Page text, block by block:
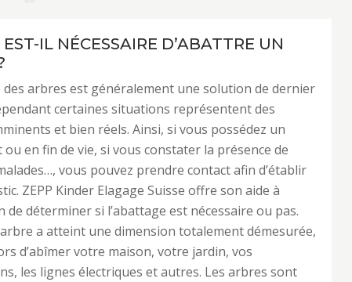
IL NÉCESSAIRE D’ABATTRE UN
arbres est généralement une solution de dernier
certaines situations représentent des
et bien réels. Ainsi, si vous possédez un
en fin de vie, si vous constater la présence de
vous pouvez prendre contact afin d’établir
ZEPP Kinder Elagage Suisse offre son aide à
de déterminer si l’abattage est nécessaire ou pas.
arbre a atteint une dimension totalement démesurée,
d’abîmer votre maison, votre jardin, vos
les lignes électriques et autres. Les arbres sont